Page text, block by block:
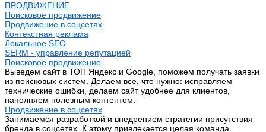
ПРОДВИЖЕНИЕ
Поисковое продвижение
Продвижение в соцсетях
Контекстная реклама
Локальное SEO
SERM - управление репутацией
Поисковое продвижение
Выведем сайт в ТОП Яндекс и Google, поможем получать заявки
из поисковых систем. Делаем все, что нужно: исправляем
технические ошибки, делаем сайт удобнее для клиентов,
наполняем полезным контентом.
Продвижение в соцсетях
Занимаемся разработкой и внедрением стратегии присутствия
бренда в соцсетях. К этому привлекается целая команда